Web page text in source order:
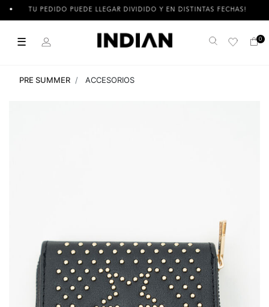
TU PEDIDO PUEDE LLEGAR DIVIDIDO Y EN DISTINTAS FECHAS!
☰ Buscar 0
PRE SUMMER ACCESORIOS